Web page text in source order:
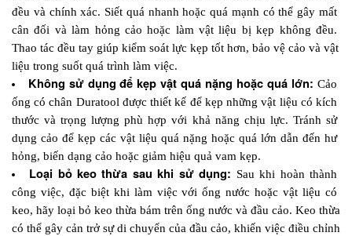
đều và chính xác. Siết quá nhanh hoặc quá mạnh có thể gây mất
cân đối và làm hỏng cảo hoặc làm vật liệu bị kẹp không đều.
Thao tác đều tay giúp kiểm soát lực kẹp tốt hơn, bảo vệ cảo và vật
liệu trong suốt quá trình làm việc.
Không sử dụng để kẹp vật quá nặng hoặc quá lớn: Cảo
ống có chân Duratool được thiết kế để kẹp những vật liệu có kích
thước và trọng lượng phù hợp với khả năng chịu lực. Tránh sử
dụng cảo để kẹp các vật liệu quá nặng hoặc quá lớn dẫn đến hư
hỏng, biến dạng cảo hoặc giảm hiệu quả vam kẹp.
Loại bỏ keo thừa sau khi sử dụng: Sau khi hoàn thành
công việc, đặc biệt khi làm việc với ống nước hoặc vật liệu có
keo, hãy loại bỏ keo thừa bám trên ống nước và đầu cảo. Keo thừa
có thể gây cản trở sự di chuyển của đầu cảo, khiến việc điều chỉnh